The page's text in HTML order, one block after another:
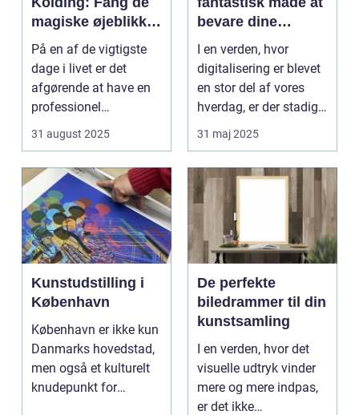
magiske øjeblikke
på din store dag
På en af de vigtigste
dage i livet er det
afgørende at have en
professionel
bryllupsfot...
31 august 2025
bevare dine
minder på
I en verden, hvor
digitalisering er blevet
en stor del af vores
hverdag, er der stadig
noget sæ...
31 maj 2025
Kunstudstilling i
København
København er ikke kun
Danmarks hovedstad,
men også et kulturelt
knudepunkt for
De perfekte
biledrammer til din
kunstsamling
I en verden, hvor det
visuelle udtryk vinder
mere og mere indpas,
er det ikke